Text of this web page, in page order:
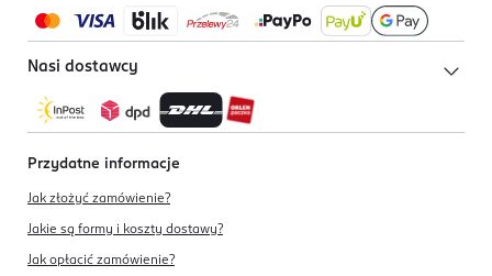
Nasi dostawcy
Przydatne informacje
Jak złożyć zamówienie?
Jakie są formy i koszty dostawy?
Jak opłacić zamówienie?